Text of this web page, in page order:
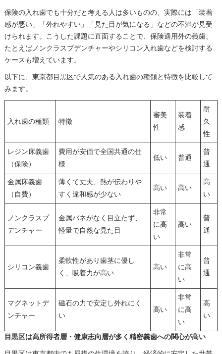
保険の入れ歯でも十分だと考える人は多いものの、実際には「装着
感が悪い」「外れやすい」「見た目が気になる」などの不満が見受
けられます。こうした課題に直面することで、保険適用外の義歯、
たとえばノンクラスプデンチャーやシリコン入れ歯などを検討する
ケースも増えています。
以下に、東京都目黒区で人気のある入れ歯の種類と特徴を比較して
みます。
入れ歯の種類 特徴
審美
性
装着
感
耐
久
性
レジン床義歯
（保険）
費用が安価で全国共通の仕
様
低い 普通
普
通
金属床義歯
（自費）
薄くて丈夫、熱が伝わりや
すく違和感が少ない
高い 高い
高
い
ノンクラスプ
デンチャー
金属バネがなく目立たず、
軽量で自然な見た目
非常
に高
い
高い
普
通
シリコン義歯
柔軟性があり歯茎に優し
く、吸着力が高い
高い
非常
に高
い
普
通
マグネットデ
ンチャー
磁石の力で安定し外れにく
い
高い
非常
に高
い
高
い
目黒区は高所得者層・健康志向層が多く精密義歯への関心が高い